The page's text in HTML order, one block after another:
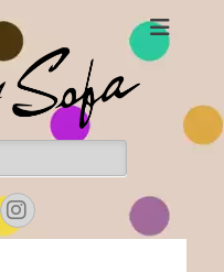
von Sofa
Instagram